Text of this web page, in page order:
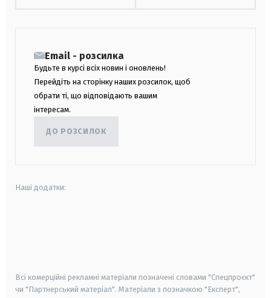
Email - розсилка
Будьте в курсі всіх новин і оновлень!
Перейдіть на сторінку наших розсилок, щоб
обрати ті, що відповідають вашим
інтересам.
ДО РОЗСИЛОК
Наші додатки:
Всі комерційні рекламні матеріали позначені словами "Спецпроєкт"
чи "Партнерський матеріал". Матеріали з позначкою "Експерт",